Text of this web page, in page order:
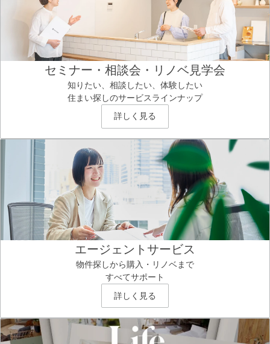
セミナー・相談会・リノベ見学会
知りたい、相談したい、体験したい
住まい探しのサービスラインナップ
詳しく見る
エージェントサービス
物件探しから購入・リノベまで
すべてサポート
詳しく見る